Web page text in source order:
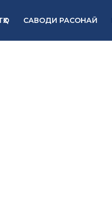
САВОДИ РАСОНАӢ